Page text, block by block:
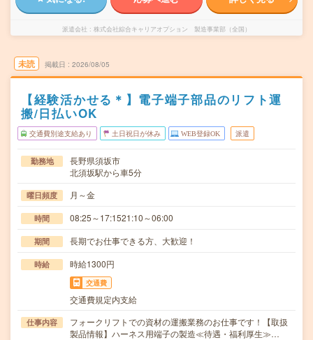
派遣会社 株式会社綜合キャリアオプション 製造事業部（全国）
未読 掲載日 2026/08/05
【経験活かせる＊】電子端子部品のリフト運
搬/日払いOK
交通費別途支給あり 土日祝日が休み WEB登録OK 派遣
勤務地
長野県須坂市
北須坂駅から車5分
曜日頻度 月～金
時間 08:25～17:1521:10～06:00
期間 長期でお仕事できる方、大歓迎！
時給 時給1300円
交通費
交通費規定内支給
仕事内容
フォークリフトでの資材の運搬業務のお仕事です！【取扱
製品情報】ハーネス用端子の製造≪待遇・福利厚生≫…